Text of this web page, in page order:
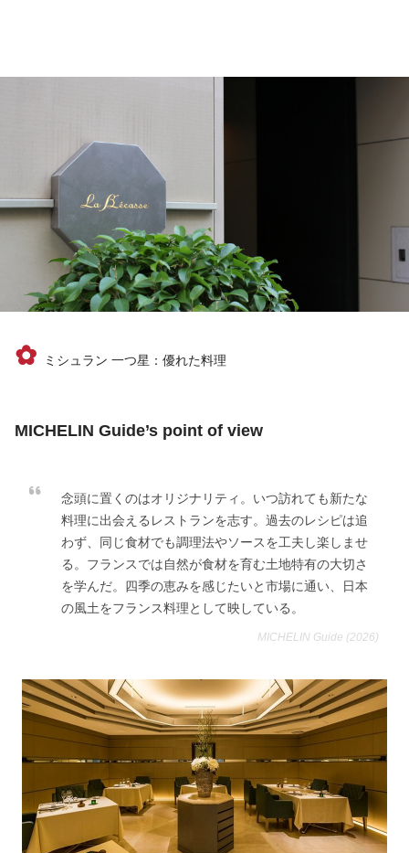
✿ ミシュラン 一つ星：優れた料理
MICHELIN Guide’s point of view
念頭に置くのはオリジナリティ。いつ訪れても新たな
料理に出会えるレストランを志す。過去のレシピは追
わず、同じ食材でも調理法やソースを工夫し楽しませ
る。フランスでは自然が食材を育む土地特有の大切さ
を学んだ。四季の恵みを感じたいと市場に通い、日本
の風土をフランス料理として映している。
MICHELIN Guide (2026)